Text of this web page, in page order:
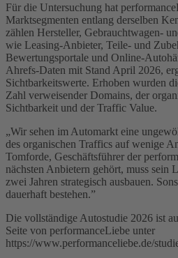
Für die Untersuchung hat
Marktsegmenten entlang derselben
zählen Hersteller, Gebrauchtwagen-
wie Leasing-Anbieter, Teile- und
Bewertungsportale und Online-
Ahrefs-Daten mit Stand April 2026,
Sichtbarkeitswerte. Erhoben wurden
Zahl verweisender Domains, der
Sichtbarkeit und der Traffic Value.
„Wir sehen im Automarkt eine
des organischen Traffics auf wenige
Tomforde, Geschäftsführer der
nächsten Anbietern gehört, muss
zwei Jahren strategisch ausbauen.
dauerhaft bestehen.”
Die vollständige Autostudie 2026 ist
Seite von performanceLiebe unter
https://www.performanceliebe.de/